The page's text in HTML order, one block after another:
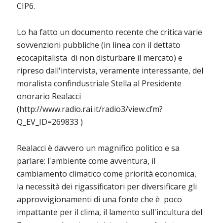
CIP6.
Lo ha fatto un documento recente che critica varie
sovvenzioni pubbliche (in linea con il dettato
ecocapitalista di non disturbare il mercato) e
ripreso dall'intervista, veramente interessante, del
moralista confindustriale Stella al Presidente
onorario Realacci
(http://www.radio.rai.it/radio3/view.cfm?
Q_EV_ID=269833 )
Realacci è davvero un magnifico politico e sa
parlare: l'ambiente come avventura, il
cambiamento climatico come priorità economica,
la necessità dei rigassificatori per diversificare gli
approvvigionamenti di una fonte che è poco
impattante per il clima, il lamento sull'incultura del